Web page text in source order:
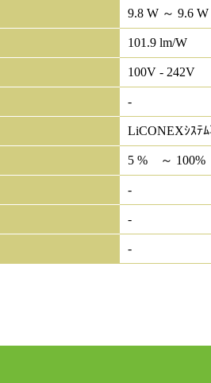
9.8 W ～ 9.6 W
101.9 lm/W
100V - 242V
-
LiCONEXｼｽﾃ
5 % ～ 100%
-
-
-